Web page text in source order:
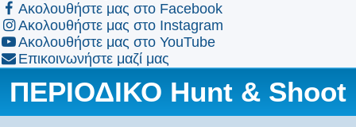
Ακολουθήστε μας στο Facebook
Ακολουθήστε μας στο Instagram
Ακολουθήστε μας στο YouTube
Επικοινωνήστε μαζί μας
ΠΕΡΙΟΔΙΚΟ Hunt & Shoot